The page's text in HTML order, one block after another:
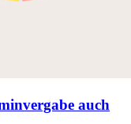
auch